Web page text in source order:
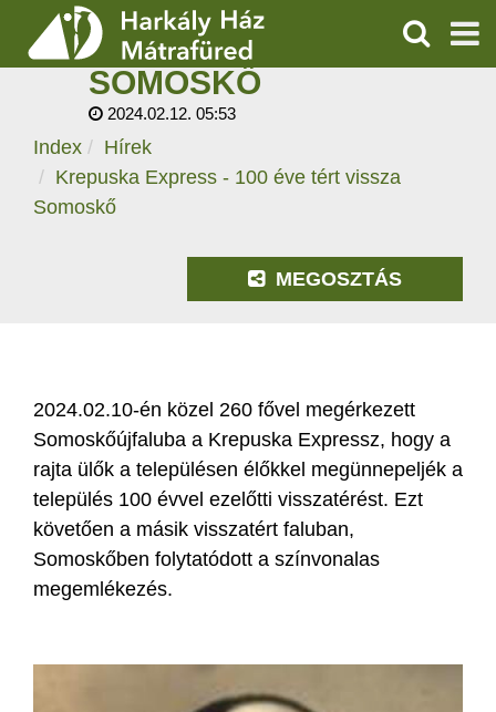
SZOLGÁLTATÁSOK
PROGRAMOK
HÍREK
KERESÉS
KREPUSKA EXPRESS -
100 ÉVE TÉRT VISSZA
SOMOSKŐ
2024.02.12. 05:53
Index
Hírek
Krepuska Express - 100 éve tért vissza
Somoskő
MEGOSZTÁS
2024.02.10-én közel 260 fővel megérkezett
Somoskőújfaluba a Krepuska Expressz, hogy a
rajta ülők a településen élőkkel megünnepeljék a
település 100 évvel ezelőtti visszatérést. Ezt
követően a másik visszatért faluban,
Somoskőben folytatódott a színvonalas
megemlékezés.